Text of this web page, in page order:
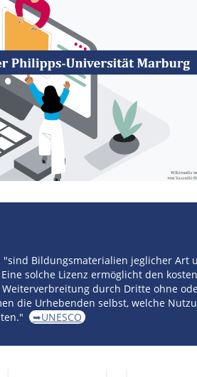
"sind Bildungsmaterialien jeglicher Art
solche Lizenz ermöglicht den
durch Dritte ohne
die Urhebenden selbst, welche
➥UNESCO